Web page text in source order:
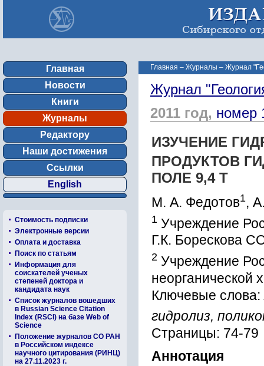
Главная
Новости
Книги
Журналы
Редактору
Наши достижения
Ссылки
English
Стоимость подписки
Электронные версии
Оплата и доставка
Поиск по статьям
Информация для
соискателей ученых
степеней доктора и
кандидата наук
Список журналов вошедших
в Russian Science Citation
Index (RSCI) на базе Web of
Science
Положение журналов СО РАН
в Российском индексе
научного цитирования (РИНЦ)
на 27.11.2023 г.
Главная – Журналы – Журнал
Журнал
2011 год, номер
ИЗУЧЕНИЕ
ПРОДУКТОВ
ПОЛЕ 9,4 Т
М. А. Федотов1,
1 Учреждение
Г.К. Борескова
2 Учреждение
Ключевые слова:
гидролиз,
Страницы: 74-79
Аннотация